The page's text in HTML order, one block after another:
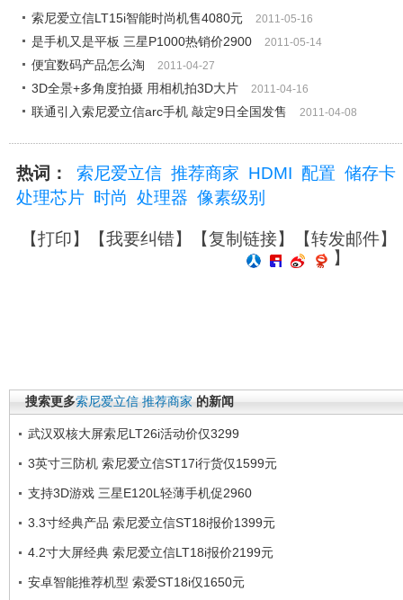
索尼爱立信LT15i智能时尚机售4080元
2011-05-16
是手机又是平板 三星P1000热销价2900 2011-05-14
便宜数码产品怎么淘 2011-04-27
3D全景+多角度拍摄 用相机拍3D大片 2011-04-16
联通引入索尼爱立信arc手机 敲定9日全国发售 2011-04-08
热词： 索尼爱立信 推荐商家 HDMI 配置 储存卡
处理芯片
时尚 处理器 像素级别
【打印】【我要纠错】【复制链接】【转发邮件】
】
搜索更多索尼爱立信 推荐商家 的新闻
武汉双核大屏索尼LT26i活动价仅3299
3英寸三防机 索尼爱立信ST17i行货仅1599元
支持3D游戏 三星E120L轻薄手机促2960
3.3寸经典产品 索尼爱立信ST18i报价1399元
4.2寸大屏经典 索尼爱立信LT18i报价2199元
安卓智能推荐机型 索爱ST18i仅1650元